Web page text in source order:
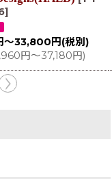
]
～33,800 円 (税別)
円～37,180円)